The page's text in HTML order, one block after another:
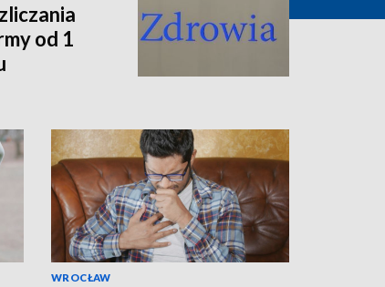
od 1
WROCŁAW